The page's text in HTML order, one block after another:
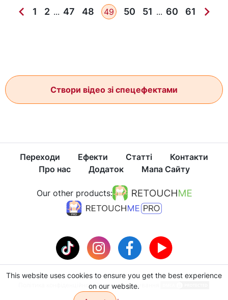
1 2 ... 47 48 49 50 51 ... 60 61
Створи відео зі спецефектами
Переходи Ефекти Статті
Контакти
Про нас
Додаток Мапа Сайту
Політика конфіденційності Умови користування
Our other products:
This website uses cookies to ensure you get the best experience
on our website.